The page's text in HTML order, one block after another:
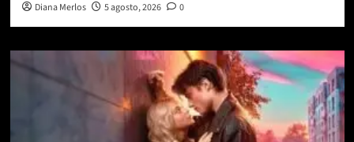
Diana Merlos 5 agosto, 2026 0